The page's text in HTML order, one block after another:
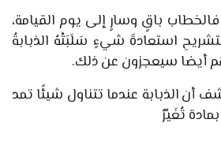
باقٍ وسارٍ إلى يوم القيامة،
استعادةَ شيءٍ سَلَبَتْهُ الذبابةُ
أيضا سيعجزون عن ذلك.
أن الذبابة عندما تتناول شيئًا تمد
تُغَيِّرُ